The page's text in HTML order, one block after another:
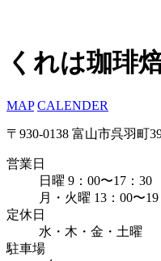
くれは珈琲
MAP CALENDER
〒930-0138 富山市呉羽町
営業日
日曜 9：00〜17：30
月・火曜 13：00〜
定休日
水・木・金・土曜
駐車場